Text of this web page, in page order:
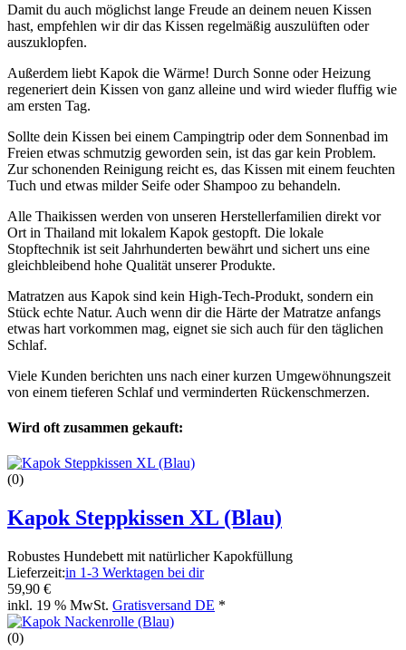
Damit du auch möglichst lange Freude an deinem neuen Kissen
hast, empfehlen wir dir das Kissen regelmäßig auszulüften oder
auszuklopfen.
Außerdem liebt Kapok die Wärme! Durch Sonne oder Heizung
regeneriert dein Kissen von ganz alleine und wird wieder fluffig wie
am ersten Tag.
Sollte dein Kissen bei einem Campingtrip oder dem Sonnenbad im
Freien etwas schmutzig geworden sein, ist das gar kein Problem.
Zur schonenden Reinigung reicht es, das Kissen mit einem feuchten
Tuch und etwas milder Seife oder Shampoo zu behandeln.
Alle Thaikissen werden von unseren Herstellerfamilien direkt vor
Ort in Thailand mit lokalem Kapok gestopft. Die lokale
Stopftechnik ist seit Jahrhunderten bewährt und sichert uns eine
gleichbleibend hohe Qualität unserer Produkte.
Matratzen aus Kapok sind kein High-Tech-Produkt, sondern ein
Stück echte Natur. Auch wenn dir die Härte der Matratze anfangs
etwas hart vorkommen mag, eignet sie sich auch für den täglichen
Schlaf.
Viele Kunden berichten uns nach einer kurzen Umgewöhnungszeit
von einem tieferen Schlaf und verminderten Rückenschmerzen.
Wird oft zusammen gekauft:
(0)
Kapok Steppkissen XL (Blau)
Robustes Hundebett mit natürlicher Kapokfüllung
Lieferzeit:in 1-3 Werktagen bei dir
59,90 €
inkl. 19 % MwSt. Gratisversand DE *
(0)